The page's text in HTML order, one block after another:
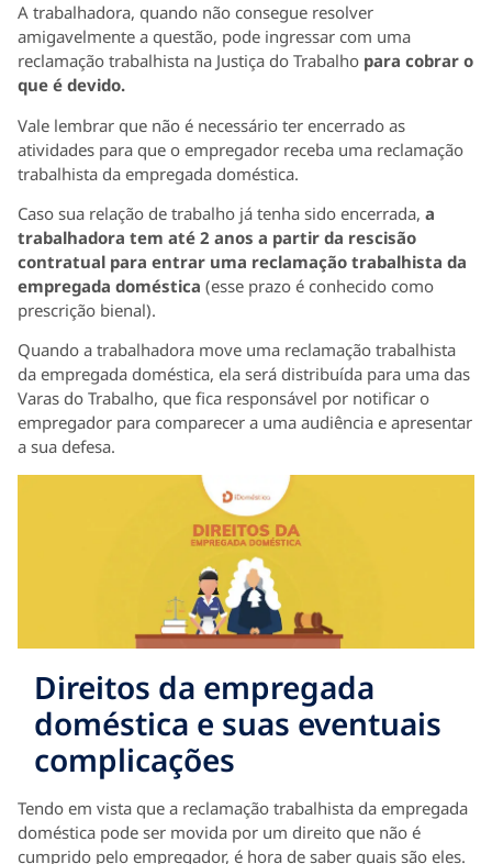
A trabalhadora, quando não consegue resolver
amigavelmente a questão, pode ingressar com uma
reclamação trabalhista na Justiça do Trabalho para cobrar o
que é devido.
Vale lembrar que não é necessário ter encerrado as
atividades para que o empregador receba uma reclamação
trabalhista da empregada doméstica.
Caso sua relação de trabalho já tenha sido encerrada, a
trabalhadora tem até 2 anos a partir da rescisão
contratual para entrar uma reclamação trabalhista da
empregada doméstica (esse prazo é conhecido como
prescrição bienal).
Quando a trabalhadora move uma reclamação trabalhista
da empregada doméstica, ela será distribuída para uma das
Varas do Trabalho, que fica responsável por notificar o
empregador para comparecer a uma audiência e apresentar
a sua defesa.
Direitos da empregada
doméstica e suas eventuais
complicações
Tendo em vista que a reclamação trabalhista da empregada
doméstica pode ser movida por um direito que não é
cumprido pelo empregador, é hora de saber quais são eles.